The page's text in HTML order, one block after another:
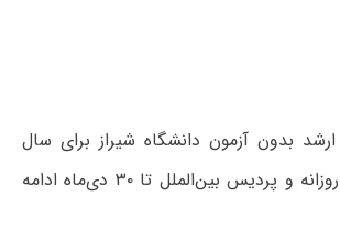
بدون آزمون دانشگاه شیراز برای سال
۱۴۰۴، در دوره‌های روزانه و پردیس بین‌الملل تا ۳۰ دی‌ماه ادامه